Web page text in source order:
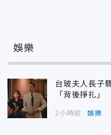
娛樂
台玻夫人長子
「背後掙扎」
2小時前 娛樂